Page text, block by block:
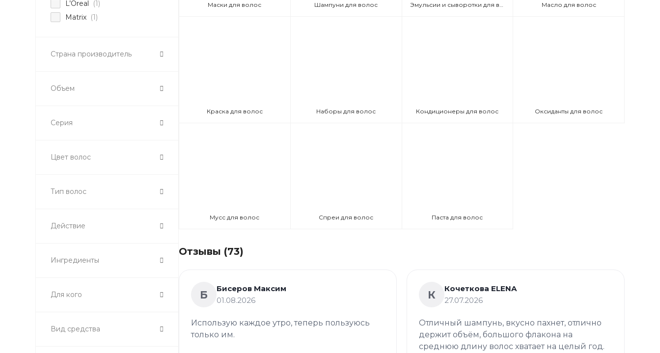
L’Oreal
(1)
Matrix (1)
Страна производитель
Объем
Серия
Цвет волос
Тип волос
Действие
Ингредиенты
Для кого
Вид средства
Маски для волос Шампуни для волос Эмульсии и сыворотки для волос Масло для волос
Краска для волос Наборы для волос Кондиционеры для волос Оксиданты для волос
Мусс для волос Спреи для волос Паста для волос
Отзывы (73)
Б
Бисеров Максим
01.08.2026
Использую каждое утро, теперь пользуюсь
только им.
К
Кочеткова ELENA
27.07.2026
Отличный шампунь, вкусно пахнет, отлично
держит объём, большого флакона на
среднюю длину волос хватает на целый год.